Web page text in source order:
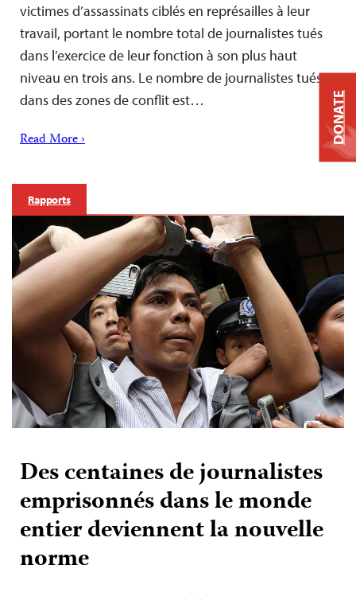
victimes d’assassinats ciblés en représailles à leur
travail, portant le nombre total de journalistes tués
dans l’exercice de leur fonction à son plus haut
niveau en trois ans. Le nombre de journalistes tués
dans des zones de conflit est…
Read More ›
Rapports
Des centaines de journalistes
emprisonnés dans le monde
entier deviennent la nouvelle
norme
DONATE